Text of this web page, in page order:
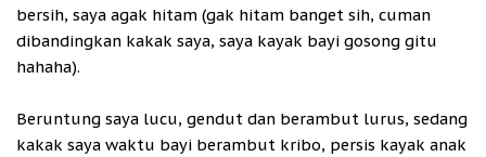
bersih, saya agak hitam (gak hitam banget sih, cuman
dibandingkan kakak saya, saya kayak bayi gosong gitu
hahaha).
Beruntung saya lucu, gendut dan berambut lurus, sedang
kakak saya waktu bayi berambut kribo, persis kayak anak